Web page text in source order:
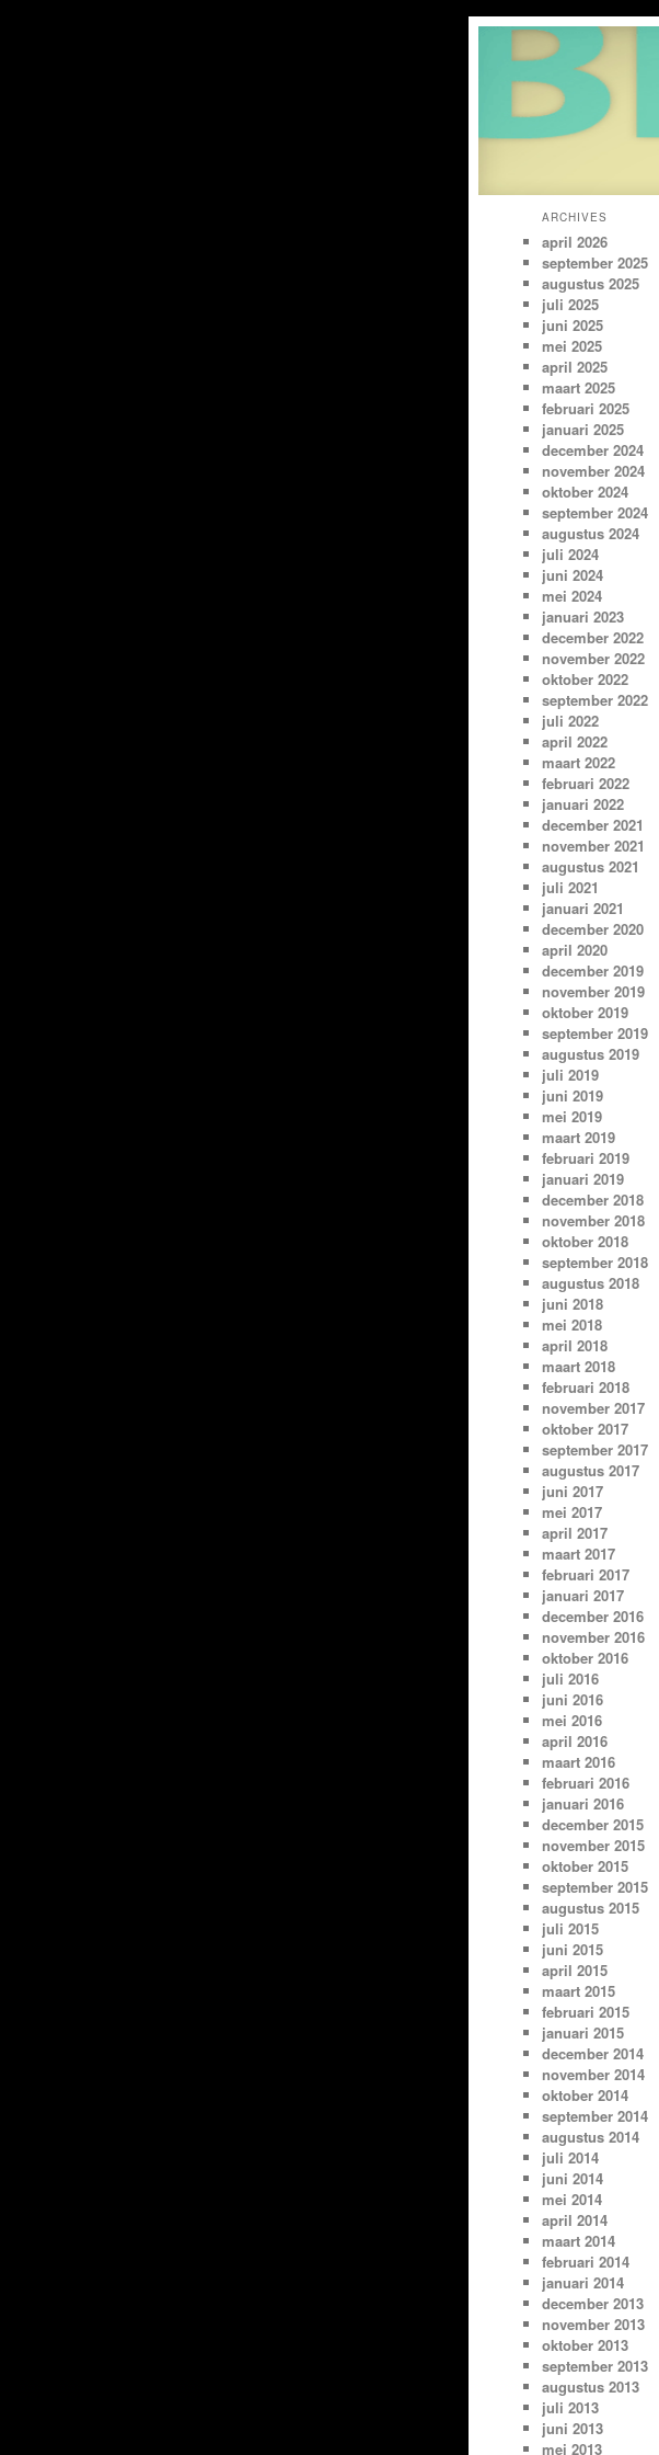
ARCHIVES
april 2026
september 2025
augustus 2025
juli 2025
juni 2025
mei 2025
april 2025
maart 2025
februari 2025
januari 2025
december 2024
november 2024
oktober 2024
september 2024
augustus 2024
juli 2024
juni 2024
mei 2024
januari 2023
december 2022
november 2022
oktober 2022
september 2022
juli 2022
april 2022
maart 2022
februari 2022
januari 2022
december 2021
november 2021
augustus 2021
juli 2021
januari 2021
december 2020
april 2020
december 2019
november 2019
oktober 2019
september 2019
augustus 2019
juli 2019
juni 2019
mei 2019
maart 2019
februari 2019
januari 2019
december 2018
november 2018
oktober 2018
september 2018
augustus 2018
juni 2018
mei 2018
april 2018
maart 2018
februari 2018
november 2017
oktober 2017
september 2017
augustus 2017
juni 2017
mei 2017
april 2017
maart 2017
februari 2017
januari 2017
december 2016
november 2016
oktober 2016
juli 2016
juni 2016
mei 2016
april 2016
maart 2016
februari 2016
januari 2016
december 2015
november 2015
oktober 2015
september 2015
augustus 2015
juli 2015
juni 2015
april 2015
maart 2015
februari 2015
januari 2015
december 2014
november 2014
oktober 2014
september 2014
augustus 2014
juli 2014
juni 2014
mei 2014
april 2014
maart 2014
februari 2014
januari 2014
december 2013
november 2013
oktober 2013
september 2013
augustus 2013
juli 2013
juni 2013
mei 2013